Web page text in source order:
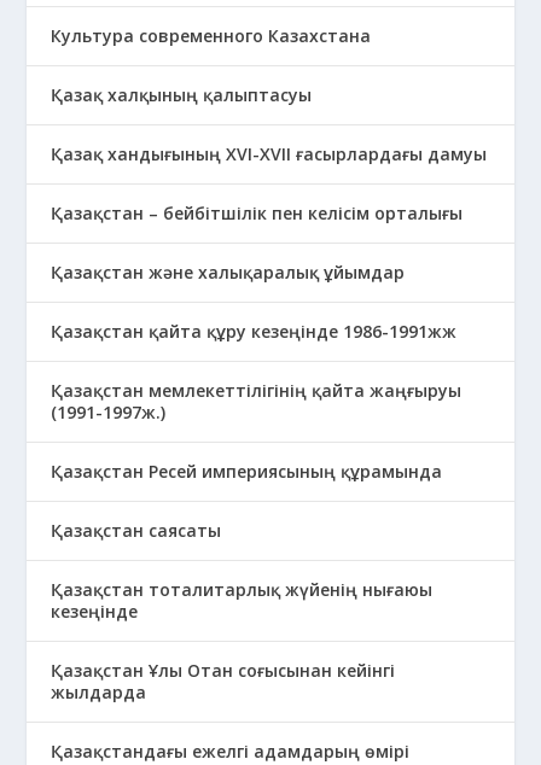
Культура современного Казахстана
Қазақ халқының қалыптасуы
Қазақ хандығының XVI-XVII ғасырлардағы дамуы
Қазақстан – бейбітшілік пен келісім орталығы
Қазақстан және халықаралық ұйымдар
Қазақстан қайта құру кезеңінде 1986-1991жж
Қазақстан мемлекеттілігінің қайта жаңғыруы
(1991-1997ж.)
Қазақстан Ресей империясының құрамында
Қазақстан саясаты
Қазақстан тоталитарлық жүйенің нығаюы
кезеңінде
Қазақстан Ұлы Отан соғысынан кейінгі
жылдарда
Қазақстандағы ежелгі адамдарың өмірі